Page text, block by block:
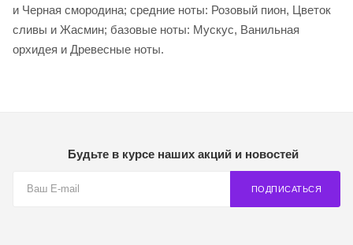
и Черная смородина; средние ноты: Розовый пион, Цветок
сливы и Жасмин; базовые ноты: Мускус, Ванильная
орхидея и Древесные ноты.
Будьте в курсе наших акций и новостей
ПОДПИСАТЬСЯ